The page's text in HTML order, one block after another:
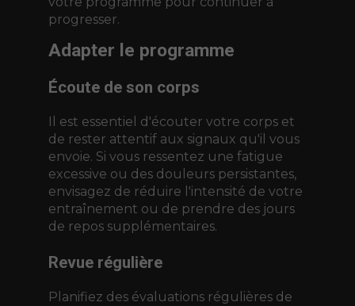
progresser.
Adapter le programme
Écoute de son corps
Il est essentiel d'écouter votre corps et
de rester attentif aux signaux qu'il vous
envoie. Si vous ressentez une fatigue
excessive ou des douleurs persistantes,
envisagez de réduire l'intensité de votre
entraînement ou de prendre des jours
de repos supplémentaires.
Revue régulière
Planifiez des évaluations régulières de